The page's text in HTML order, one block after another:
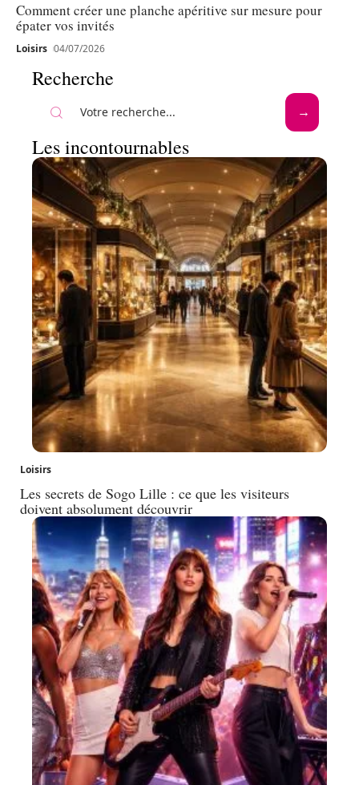
Comment créer une planche apéritive sur mesure pour
épater vos invités
Loisirs 04/07/2026
Recherche
Les incontournables
Loisirs
Les secrets de Sogo Lille : ce que les visiteurs
doivent absolument découvrir